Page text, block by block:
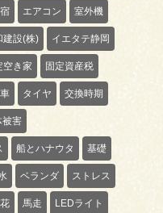
エアコン 室外機
建設(株) イエタテ静岡
空き家 固定資産税
タイヤ 交換時期
被害
船とハナウタ 基礎
ベランダ ストレス
馬走 LEDライト